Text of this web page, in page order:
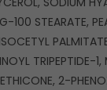
100 STEARATE,
TRIPEPTIDE-
2-